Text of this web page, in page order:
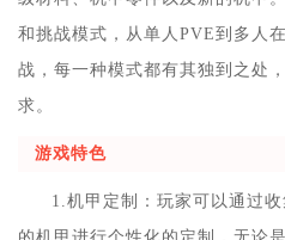
和挑战模式，从单人PVE到多人
战，每一种模式都有其独到之处
求。
游戏特色
1.机甲定制：玩家可以通过